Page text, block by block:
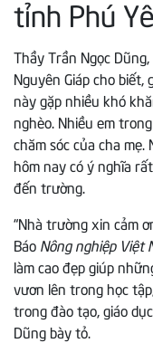
tỉnh Phú
Thầy Trần Ngọc
Nguyên Giáp cho
này gặp nhiều khó
nghèo. Nhiều em
chăm sóc của cha
hôm nay có ý nghĩa
đến trường.
“Nhà trường xin cảm
Báo Nông nghiệp Việt
làm cao đẹp giúp
vươn lên trong học
trong đào tạo, giáo
Dũng bày tỏ.